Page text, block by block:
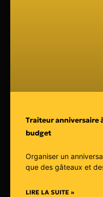
Traiteur anniversaire
budget
Organiser un
que des gâteaux et
LIRE LA SUITE »